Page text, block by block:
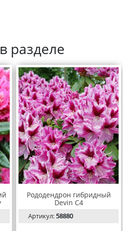
разделе
Рододендрон гибридный
Devin С4
Артикул:58880